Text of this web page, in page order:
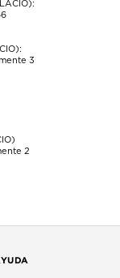
3
2